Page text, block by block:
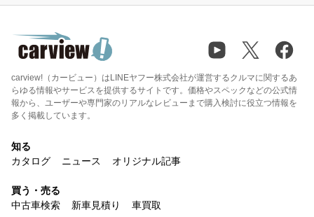
carview!（カービュー）はLINEヤフー株式会社が運営するクルマに関するあ
らゆる情報やサービスを提供するサイトです。価格やスペックなどの公式情
報から、ユーザーや専門家のリアルなレビューまで購入検討に役立つ情報を
多く掲載しています。
知る
カタログ
ニュース オリジナル記事
買う・売る
中古車検索
新車見積り 車買取